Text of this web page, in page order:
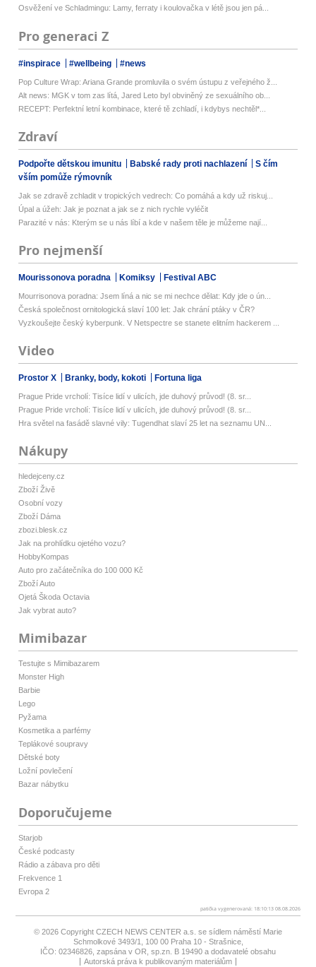
Osvěžení ve Schladmingu: Lamy, ferraty i koulovačka v létě jsou jen pá...
Pro generaci Z
#inspirace #wellbeing #news
Pop Culture Wrap: Ariana Grande promluvila o svém ústupu z veřejného ž...
Alt news: MGK v tom zas lítá, Jared Leto byl obviněný ze sexuálního ob...
RECEPT: Perfektní letní kombinace, které tě zchladí, i kdybys nechtěl*...
Zdraví
Podpořte dětskou imunitu Babské rady proti nachlazení
S čím
vším pomůže rýmovník
Jak se zdravě zchladit v tropických vedrech: Co pomáhá a kdy už riskuj...
Úpal a úžeh: Jak je poznat a jak se z nich rychle vyléčit
Parazité v nás: Kterým se u nás líbí a kde v našem těle je můžeme nají...
Pro nejmenší
Mourissonova poradna Komiksy Festival ABC
Mourrisonova poradna: Jsem líná a nic se mi nechce dělat: Kdy jde o ún...
Česká společnost ornitologická slaví 100 let: Jak chrání ptáky v ČR?
Vyzkoušejte český kyberpunk. V Netspectre se stanete elitním hackerem ...
Video
Prostor X Branky, body, kokoti Fortuna liga
Prague Pride vrcholí: Tisíce lidí v ulicích, jde duhový průvod! (8. sr...
Prague Pride vrcholí: Tisíce lidí v ulicích, jde duhový průvod! (8. sr...
Hra světel na fasádě slavné vily: Tugendhat slaví 25 let na seznamu UN...
Nákupy
hledejceny.cz
Zboží Živě
Osobní vozy
Zboží Dáma
zbozi.blesk.cz
Jak na prohlídku ojetého vozu?
HobbyKompas
Auto pro začátečníka do 100 000 Kč
Zboží Auto
Ojetá Škoda Octavia
Jak vybrat auto?
Mimibazar
Testujte s Mimibazarem
Monster High
Barbie
Lego
Pyžama
Kosmetika a parfémy
Teplákové soupravy
Dětské boty
Ložní povlečení
Bazar nábytku
Doporučujeme
Starjob
České podcasty
Rádio a zábava pro děti
Frekvence 1
Evropa 2
patička vygenerovaná: 18:10:13 08.08.2026
© 2026 Copyright CZECH NEWS CENTER a.s. se sídlem náměstí Marie
Schmolkové 3493/1, 100 00 Praha 10 - Strašnice,
IČO: 02346826, zapsána v OR, sp.zn. B 19490 a dodavatelé obsahu
Autorská práva k publikovaným materiálům